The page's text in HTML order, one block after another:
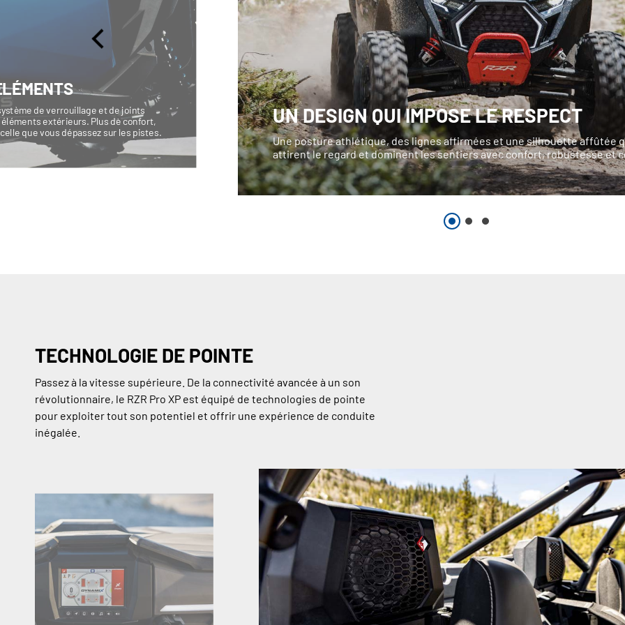
de verrouillage et de joints
extérieurs. Plus de confort,
que vous dépassez sur les pistes.
UN DESIGN QUI IMPOSE LE RESPECT
Une posture athlétique, des lignes affirmées et une silhouette affûtée
attirent le regard et dominent les sentiers avec confort, robustesse et
TECHNOLOGIE DE POINTE
Passez à la vitesse supérieure. De la connectivité avancée à un son
révolutionnaire, le RZR Pro XP est équipé de technologies de pointe
pour exploiter tout son potentiel et offrir une expérience de conduite
inégalée.